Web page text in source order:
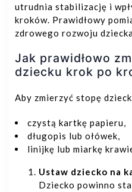
utrudnia stabilizację i
kroków. Prawidłowy
zdrowego rozwoju
Jak prawidłowo
dziecku krok po
Aby zmierzyć stopę
czystą kartkę papieru,
długopis lub ołówek,
linijkę lub miarkę
Ustaw dziecko na
Dziecko powinno